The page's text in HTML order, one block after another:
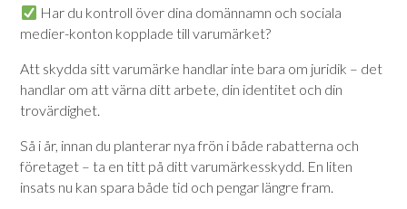
Har du kontroll över dina domännamn och sociala
medier-konton kopplade till varumärket?
Att skydda sitt varumärke handlar inte bara om juridik – det
handlar om att värna ditt arbete, din identitet och din
trovärdighet.
Så i år, innan du planterar nya frön i både rabatterna och
företaget – ta en titt på ditt varumärkesskydd. En liten
insats nu kan spara både tid och pengar längre fram.